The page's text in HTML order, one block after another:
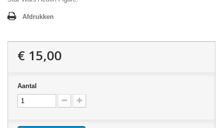
Afdrukken
€ 15,00
Aantal